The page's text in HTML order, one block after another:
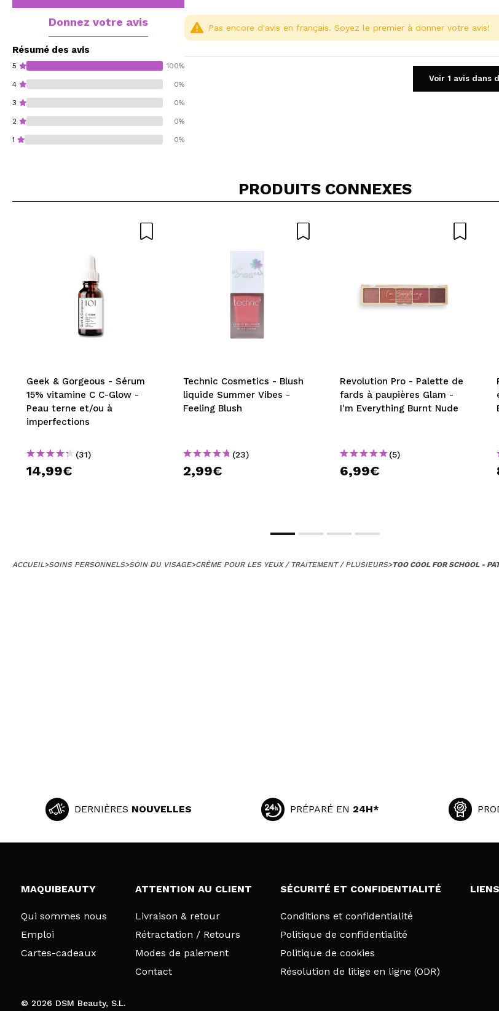
Donnez votre avis
Résumé des avis
5 100%
4 0%
3 0%
2 0%
1 0%
ENVOYER
Pas encore d'avis en français. Soyez le premier à donner votre avis!
Voir 1 avis dans
PRODUITS CONNEXES
Geek & Gorgeous - Sérum
15% vitamine C C-Glow -
Peau terne et/ou à
imperfections
(31)
14,99€
Technic Cosmetics - Blush
liquide Summer Vibes -
Feeling Blush
(23)
2,99€
Revolution Pro - Palette de
fards à paupières Glam -
I'm Everything Burnt Nude
(5)
6,99€
ACCUEIL>SOINS PERSONNELS>SOIN DU VISAGE>CRÈME POUR LES YEUX / TRAITEMENT / PLUSIEURS>TOO COOL FOR SCHOOL -
DERNIÈRES NOUVELLES PRÉPARÉ EN 24H*
MAQUIBEAUTY
Qui sommes nous
Emploi
Cartes-cadeaux
ATTENTION AU CLIENT
Livraison & retour
Rétractation / Retours
Modes de paiement
Contact
SÉCURITÉ ET CONFIDENTIALITÉ
Conditions et confidentialité
Politique de confidentialité
Politique de cookies
Résolution de litige en ligne (ODR)
© 2026 DSM Beauty, S.L.